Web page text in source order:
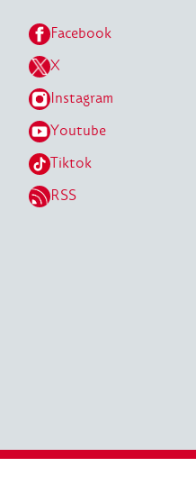
Facebook
X
Instagram
Youtube
Tiktok
RSS